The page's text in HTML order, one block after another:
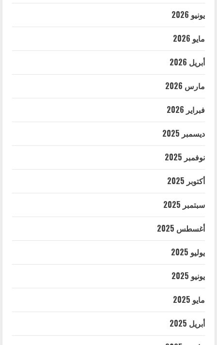
يونيو 2026
مايو 2026
أبريل 2026
مارس 2026
فبراير 2026
ديسمبر 2025
نوفمبر 2025
أكتوبر 2025
سبتمبر 2025
أغسطس 2025
يوليو 2025
يونيو 2025
مايو 2025
أبريل 2025